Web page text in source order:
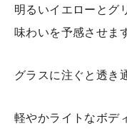
明るいイエローとグ
味わいを予感させます
グラスに注ぐと透き
軽やかライトなボデ